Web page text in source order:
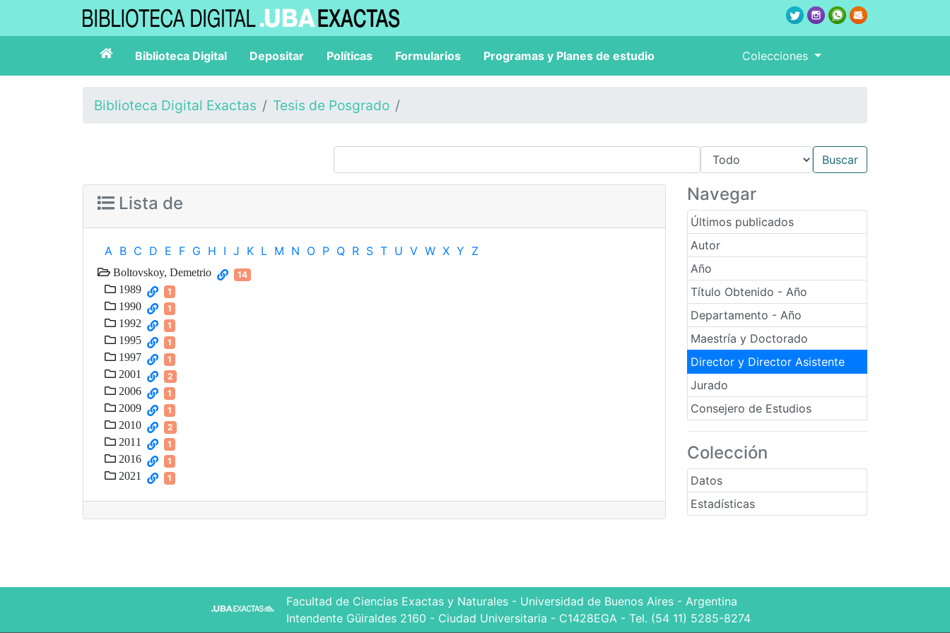
Biblioteca Digital Depositar Políticas Formularios Programas y Planes de estudio Colecciones
Biblioteca Digital Exactas Tesis de Posgrado
Navegar
Últimos publicados
Autor
Año
Título Obtenido - Año
Departamento - Año
Maestría y Doctorado
Director y Director Asistente
Jurado
Consejero de Estudios
Colección
Datos
Estadísticas
Lista de
A B C D E F G H I J K L M N O P Q R S T U V W X Y Z
Boltovskoy, Demetrio 14
1989 1
1990 1
1992 1
1995 1
1997 1
2001 2
2006 1
2009 1
2010 2
2011 1
2016 1
2021 1
Facultad de Ciencias Exactas y Naturales - Universidad de Buenos Aires - Argentina
Intendente Güiraldes 2160 - Ciudad Universitaria - C1428EGA - Tel. (54 11) 5285-8274